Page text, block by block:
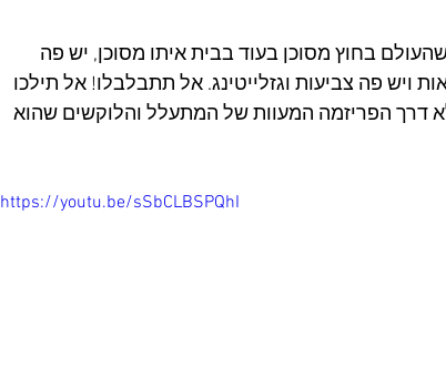
בחוץ מסוכן בעוד בבית איתו מסוכן, יש פה
פה צביעות וגזלייטינג. אל תתבלבלו! אל תילכו
דרך הפריזמה המעוות של המתעלל והלוקשים שהוא
https://youtu.be/sSbCLBSPQhI